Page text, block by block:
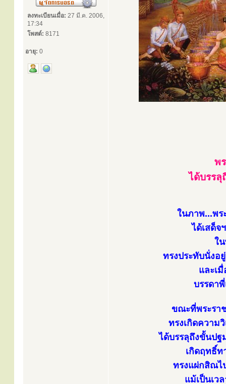
ลงทะเบียนเมื่อ: 27 มี.ค. 2006,
17:34
โพสต์: 8171
อายุ: 0
พ
ได้บรร
ในภาพ...พร
ได้เสด็จ
ใ
ทรงประทับนั่งอ
และเ
บรรดา
ขณะที่พระรา
ทรงเกิดความ
ได้บรรลุถึงขั้นป
เกิดฤทธิ์ท
ทรงแผ่กสิณไ
แม้เป็นเว